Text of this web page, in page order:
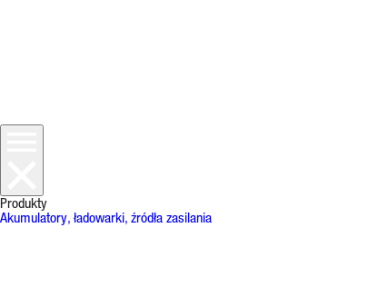
Produkty
Akumulatory, ładowarki, źródła zasilania